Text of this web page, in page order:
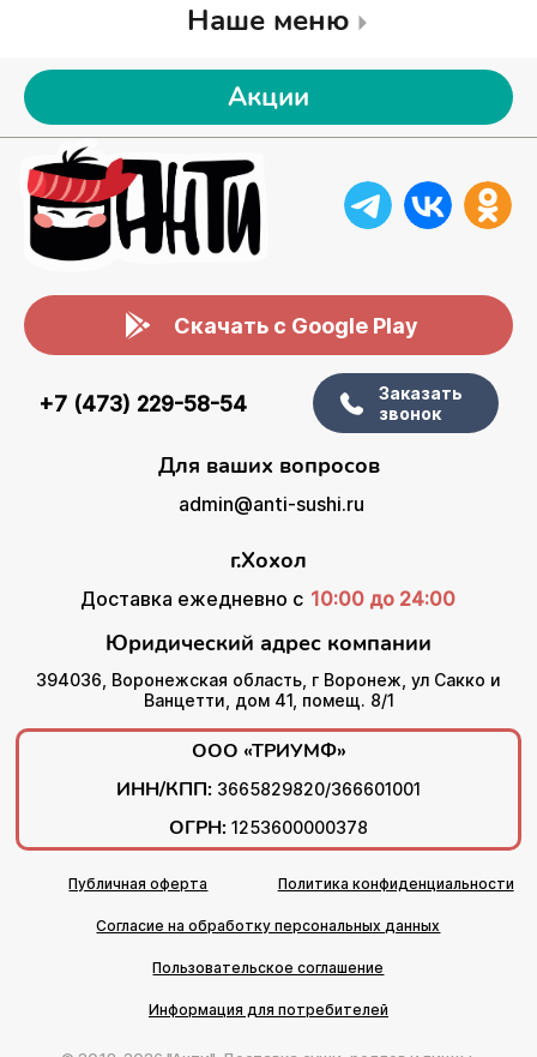
Наше меню
Акции
Скачать с Google Play
+7 (473) 229-58-54
Заказать
звонок
Для ваших вопросов
admin@anti-sushi.ru
г.Хохол
Доставка ежедневно с 10:00 до 24:00
Юридический адрес компании
394036, Воронежская область, г Воронеж, ул Сакко и
Ванцетти, дом 41, помещ. 8/1
ООО «ТРИУМФ»
ИНН/КПП: 3665829820/366601001
ОГРН: 1253600000378
Публичная оферта Политика конфиденциальности
Согласие на обработку персональных данных
Пользовательское соглашение
Информация для потребителей